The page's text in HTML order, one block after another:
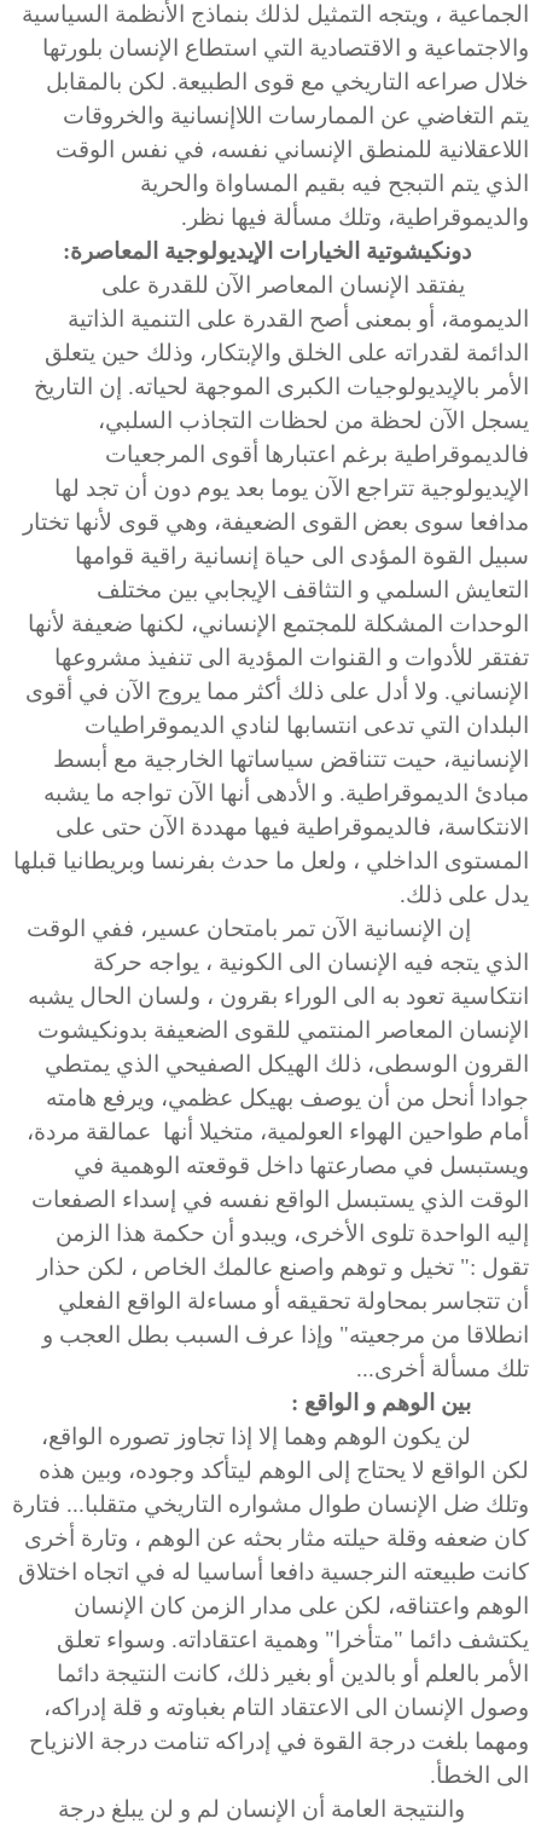
الجماعية ، ويتجه التمثيل لذلك بنماذج الأنظمة السياسية
والاجتماعية و الاقتصادية التي استطاع الإنسان بلورتها
خلال صراعه التاريخي مع قوى الطبيعة. لكن بالمقابل
يتم التغاضي عن الممارسات اللاإنسانية والخروقات
اللاعقلانية للمنطق الإنساني نفسه، في نفس الوقت
الذي يتم التبجح فيه بقيم المساواة والحرية
والديموقراطية، وتلك مسألة فيها نظر.
دونكيشوتية الخيارات الإيديولوجية المعاصرة:
يفتقد الإنسان المعاصر الآن للقدرة على
الديمومة، أو بمعنى أصح القدرة على التنمية الذاتية
الدائمة لقدراته على الخلق والإبتكار، وذلك حين يتعلق
الأمر بالإيديولوجيات الكبرى الموجهة لحياته. إن التاريخ
يسجل الآن لحظة من لحظات التجاذب السلبي،
فالديموقراطية برغم اعتبارها أقوى المرجعيات
الإيديولوجية تتراجع الآن يوما بعد يوم دون أن تجد لها
مدافعا سوى بعض القوى الضعيفة، وهي قوى لأنها تختار
سبيل القوة المؤدى الى حياة إنسانية راقية قوامها
التعايش السلمي و التثاقف الإيجابي بين مختلف
الوحدات المشكلة للمجتمع الإنساني، لكنها ضعيفة لأنها
تفتقر للأدوات و القنوات المؤدية الى تنفيذ مشروعها
الإنساني. ولا أدل على ذلك أكثر مما يروج الآن في أقوى
البلدان التي تدعى انتسابها لنادي الديموقراطيات
الإنسانية، حيت تتناقض سياساتها الخارجية مع أبسط
مبادئ الديموقراطية. و الأدهى أنها الآن تواجه ما يشبه
الانتكاسة، فالديموقراطية فيها مهددة الآن حتى على
المستوى الداخلي ، ولعل ما حدث بفرنسا وبريطانيا قبلها
يدل على ذلك.
إن الإنسانية الآن تمر بامتحان عسير، ففي الوقت
الذي يتجه فيه الإنسان الى الكونية ، يواجه حركة
انتكاسية تعود به الى الوراء بقرون ، ولسان الحال يشبه
الإنسان المعاصر المنتمي للقوى الضعيفة بدونكيشوت
القرون الوسطى، ذلك الهيكل الصفيحي الذي يمتطي
جوادا أنحل من أن يوصف بهيكل عظمي، ويرفع هامته
أمام طواحين الهواء العولمية، متخيلا أنها عمالقة مردة،
ويستبسل في مصارعتها داخل قوقعته الوهمية في
الوقت الذي يستبسل الواقع نفسه في إسداء الصفعات
إليه الواحدة تلوى الأخرى، ويبدو أن حكمة هذا الزمن
تقول :" تخيل و توهم واصنع عالمك الخاص ، لكن حذار
أن تتجاسر بمحاولة تحقيقه أو مساءلة الواقع الفعلي
انطلاقا من مرجعيته" وإذا عرف السبب بطل العجب و
تلك مسألة أخرى...
بين الوهم و الواقع :
لن يكون الوهم وهما إلا إذا تجاوز تصوره الواقع،
لكن الواقع لا يحتاج إلى الوهم ليتأكد وجوده، وبين هذه
وتلك ضل الإنسان طوال مشواره التاريخي متقلبا... فتارة
كان ضعفه وقلة حيلته مثار بحثه عن الوهم ، وتارة أخرى
كانت طبيعته النرجسية دافعا أساسيا له في اتجاه اختلاق
الوهم واعتناقه، لكن على مدار الزمن كان الإنسان
يكتشف دائما "متأخرا" وهمية اعتقاداته. وسواء تعلق
الأمر بالعلم أو بالدين أو بغير ذلك، كانت النتيجة دائما
وصول الإنسان الى الاعتقاد التام بغباوته و قلة إدراكه،
ومهما بلغت درجة القوة في إدراكه تنامت درجة الانزياح
الى الخطأ.
والنتيجة العامة أن الإنسان لم و لن يبلغ درجة